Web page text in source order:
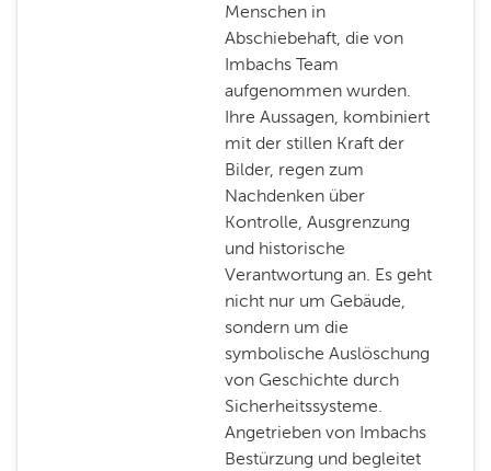
Menschen in
Abschiebehaft, die von
Imbachs Team
aufgenommen wurden.
Ihre Aussagen, kombiniert
mit der stillen Kraft der
Bilder, regen zum
Nachdenken über
Kontrolle, Ausgrenzung
und historische
Verantwortung an. Es geht
nicht nur um Gebäude,
sondern um die
symbolische Auslöschung
von Geschichte durch
Sicherheitssysteme.
Angetrieben von Imbachs
Bestürzung und begleitet